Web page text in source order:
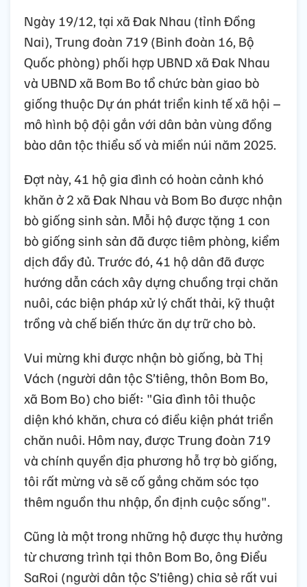
Ngày 19/12, tại xã Đak Nhau (tỉnh Đồng
Nai), Trung đoàn 719 (Binh đoàn 16, Bộ
Quốc phòng) phối hợp UBND xã Đak Nhau
và UBND xã Bom Bo tổ chức bàn giao bò
giống thuộc Dự án phát triển kinh tế xã hội –
mô hình bộ đội gắn với dân bản vùng đồng
bào dân tộc thiểu số và miền núi năm 2025.
Đợt này, 41 hộ gia đình có hoàn cảnh khó
khăn ở 2 xã Đak Nhau và Bom Bo được nhận
bò giống sinh sản. Mỗi hộ được tặng 1 con
bò giống sinh sản đã được tiêm phòng, kiểm
dịch đầy đủ. Trước đó, 41 hộ dân đã được
hướng dẫn cách xây dựng chuồng trại chăn
nuôi, các biện pháp xử lý chất thải, kỹ thuật
trồng và chế biến thức ăn dự trữ cho bò.
Vui mừng khi được nhận bò giống, bà Thị
Vách (người dân tộc S’tiêng, thôn Bom Bo,
xã Bom Bo) cho biết: "Gia đình tôi thuộc
diện khó khăn, chưa có điều kiện phát triển
chăn nuôi. Hôm nay, được Trung đoàn 719
và chính quyền địa phương hỗ trợ bò giống,
tôi rất mừng và sẽ cố gắng chăm sóc tạo
thêm nguồn thu nhập, ổn định cuộc sống".
Cũng là một trong những hộ được thụ hưởng
từ chương trình tại thôn Bom Bo, ông Điểu
SaRoi (người dân tộc S’tiêng) chia sẻ rất vui